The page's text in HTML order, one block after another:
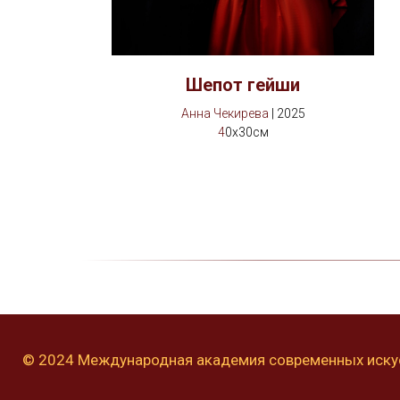
Шепот гейши
Анна Чекирева | 2025
40х30см
© 2024 Международная академия современных